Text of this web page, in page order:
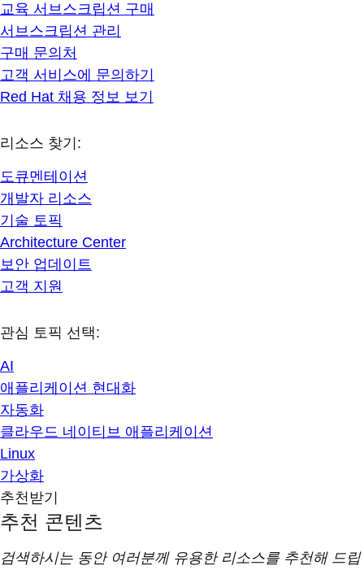
교육 서브스크립션 구매
서브스크립션 관리
구매 문의처
고객 서비스에 문의하기
Red Hat 채용 정보 보기
리소스 찾기:
도큐멘테이션
개발자 리소스
기술 토픽
Architecture Center
보안 업데이트
고객 지원
관심 토픽 선택:
AI
애플리케이션 현대화
자동화
클라우드 네이티브 애플리케이션
Linux
가상화
추천받기
추천 콘텐츠
검색하시는 동안 여러분께 유용한 리소스를 추천해 드립